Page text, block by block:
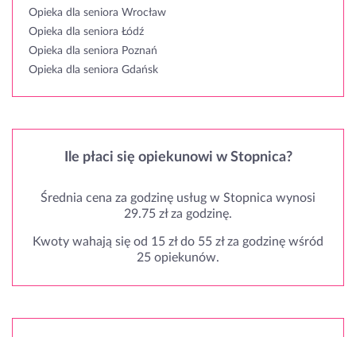
Opieka dla seniora Wrocław
Opieka dla seniora Łódź
Opieka dla seniora Poznań
Opieka dla seniora Gdańsk
Ile płaci się opiekunowi w Stopnica?
Średnia cena za godzinę usług w Stopnica wynosi
29.75 zł za godzinę.
Kwoty wahają się od 15 zł do 55 zł za godzinę wśród
25 opiekunów.